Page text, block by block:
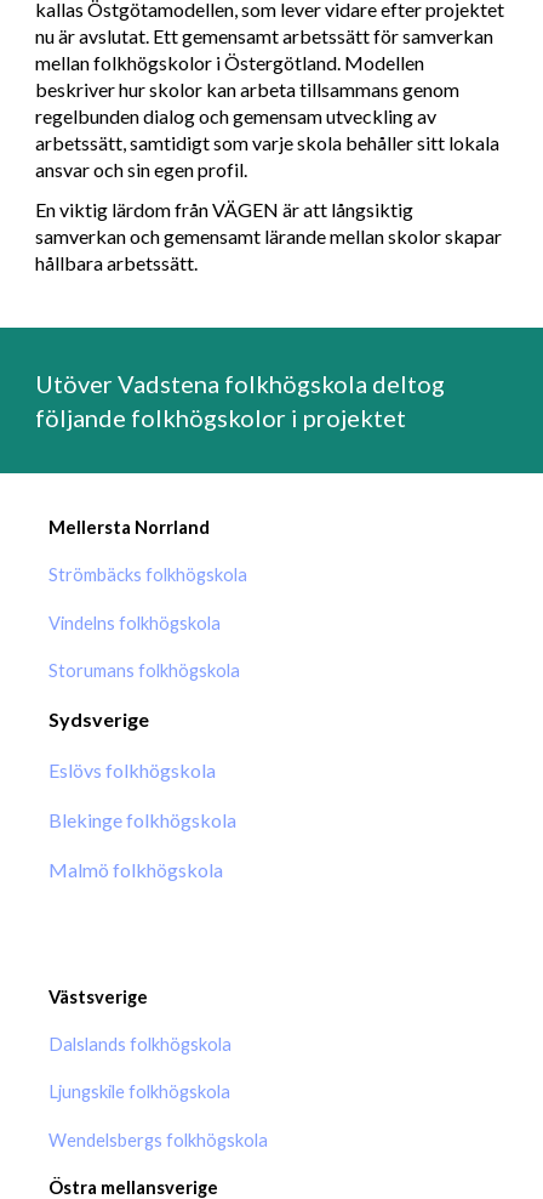
kallas Östgötamodellen, som lever vidare efter projektet
nu är avslutat. Ett gemensamt arbetssätt för samverkan
mellan folkhögskolor i Östergötland. Modellen
beskriver hur skolor kan arbeta tillsammans genom
regelbunden dialog och gemensam utveckling av
arbetssätt, samtidigt som varje skola behåller sitt lokala
ansvar och sin egen profil.
En viktig lärdom från VÄGEN är att långsiktig
samverkan och gemensamt lärande mellan skolor skapar
hållbara arbetssätt.
Utöver Vadstena folkhögskola deltog
följande folkhögskolor i projektet
Mellersta Norrland
Strömbäcks folkhögskola
Vindelns folkhögskola
Storumans folkhögskola
Sydsverige
Eslövs folkhögskola
Blekinge folkhögskola
Malmö folkhögskola
Västsverige
Dalslands folkhögskola
Ljungskile folkhögskola
Wendelsbergs folkhögskola
Östra mellansverige